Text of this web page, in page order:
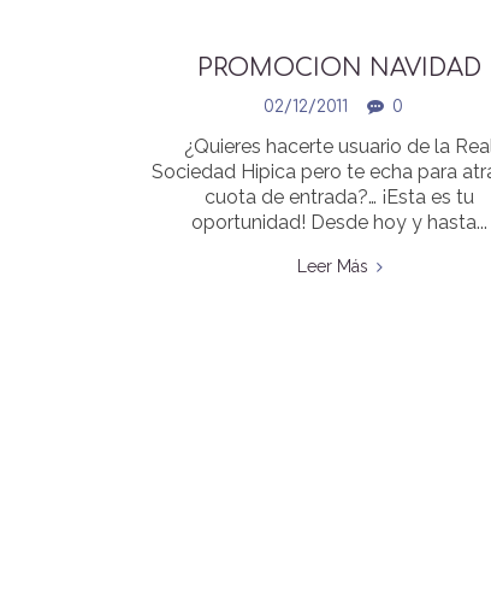
PROMOCION NAVIDAD
02/12/2011 0
¿Quieres hacerte usuario de la
Sociedad Hipica pero te echa para
cuota de entrada?… ¡Esta es tu
oportunidad! Desde hoy y hasta...
Leer Más